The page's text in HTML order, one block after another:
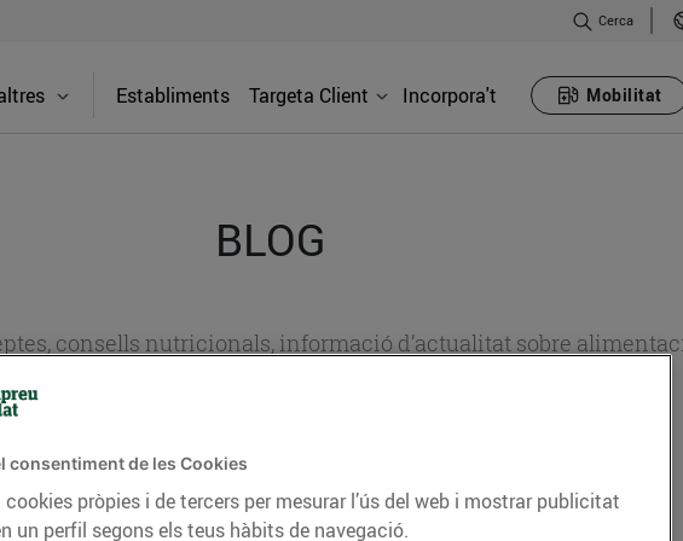
Cerca
Establiments Targeta Client Incorpora't Mobilitat
BLOG
consells nutricionals, informació d’actualitat sobre
CONSELLS I HÀBITS SALUDABLES ENERGIA GASTRONOMIA I TRADICIONS
consentiment de les Cookies
pròpies i de tercers per mesurar l’ús del web i mostrar publicitat
un perfil segons els teus hàbits de navegació.